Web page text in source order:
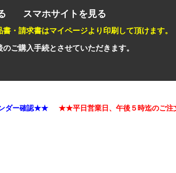
スマホサイトを見る
・請求書はマイページより印刷して頂けます。
ご購入手続とさせていただきます。
確認★★ ★★平日営業日、午後５時迄のご注文分（